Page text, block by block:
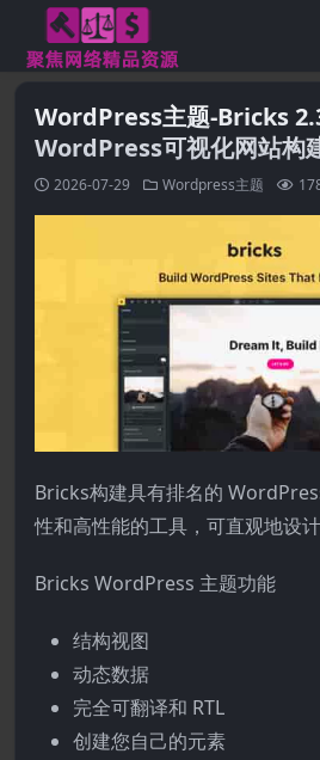
WordPress主题-Bricks
WordPress可视化网站构
2026-07-29 Wordpress主题
Bricks构建具有排名的
性和高性能的工具，可直观地设计
Bricks WordPress 主题功能
结构视图
动态数据
完全可翻译和 RTL
创建您自己的元素